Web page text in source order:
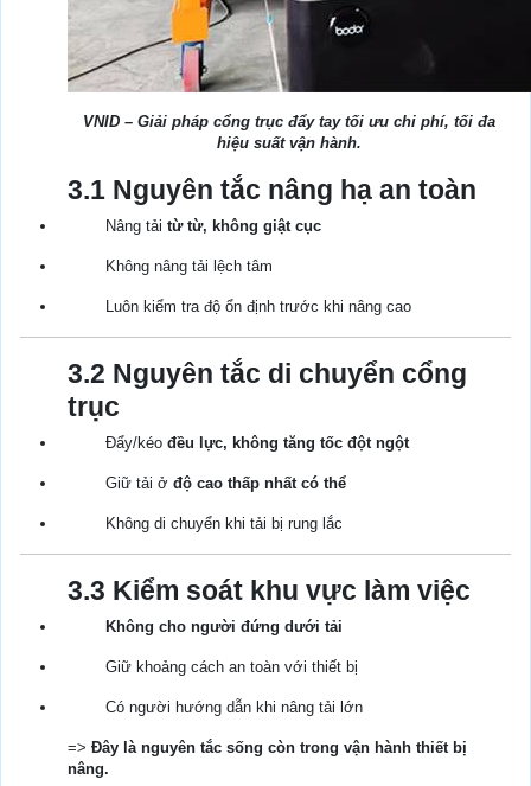
VNID – Giải pháp cổng trục đẩy tay tối ưu chi phí, tối đa
hiệu suất vận hành.
3.1 Nguyên tắc nâng hạ an toàn
Nâng tải từ từ, không giật cục
Không nâng tải lệch tâm
Luôn kiểm tra độ ổn định trước khi nâng cao
3.2 Nguyên tắc di chuyển cổng
trục
Đẩy/kéo đều lực, không tăng tốc đột ngột
Giữ tải ở độ cao thấp nhất có thể
Không di chuyển khi tải bị rung lắc
3.3 Kiểm soát khu vực làm việc
Không cho người đứng dưới tải
Giữ khoảng cách an toàn với thiết bị
Có người hướng dẫn khi nâng tải lớn
=> Đây là nguyên tắc sống còn trong vận hành thiết bị
nâng.